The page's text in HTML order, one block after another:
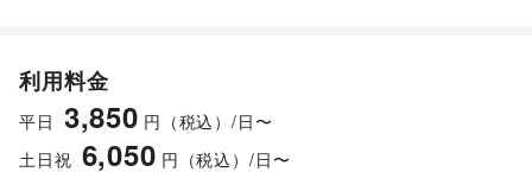
利用料金
平日 3,850 円（税込）/日〜
土日祝 6,050 円（税込）/日〜